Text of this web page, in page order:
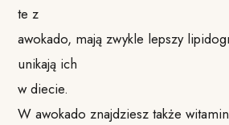
te z
awokado, mają zwykle lepszy
unikają ich
w diecie.
W awokado znajdziesz także